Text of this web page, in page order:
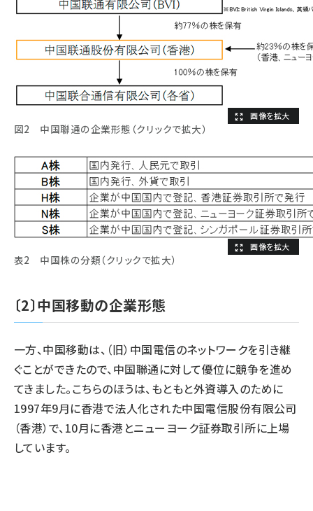
図2 中国聯通の企業形態（クリックで拡大）
表2 中国株の分類（クリックで拡大）
〔2〕中国移動の企業形態
一方、中国移動は、（旧）中国電信のネットワークを引き継
ぐことができたので、中国聯通に対して優位に競争を進め
てきました。こちらのほうは、もともと外資導入のために
1997年9月に香港で法人化された中国電信股份有限公司
（香港）で、10月に香港とニューヨーク証券取引所に上場
しています。